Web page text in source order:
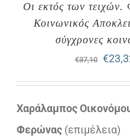
Οι εκτός των τειχών.
Κοινωνικός
σύγχρονες
€37,10
price
was:
€
Χαράλαμπος
Φερώνας (επιμέλεια)